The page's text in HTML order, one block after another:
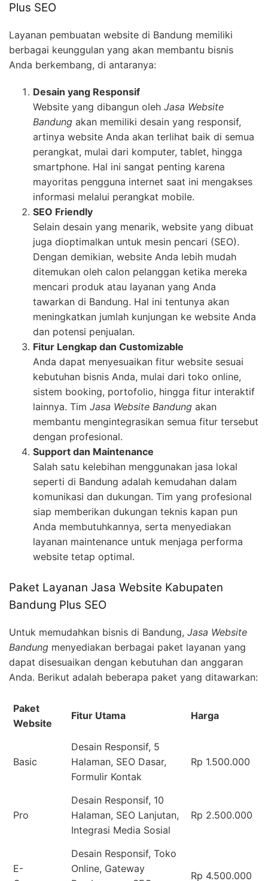
Plus SEO
Layanan pembuatan website di Bandung memiliki
berbagai keunggulan yang akan membantu bisnis
Anda berkembang, di antaranya:
Desain yang Responsif
Website yang dibangun oleh Jasa Website
Bandung akan memiliki desain yang responsif,
artinya website Anda akan terlihat baik di semua
perangkat, mulai dari komputer, tablet, hingga
smartphone. Hal ini sangat penting karena
mayoritas pengguna internet saat ini mengakses
informasi melalui perangkat mobile.
SEO Friendly
Selain desain yang menarik, website yang dibuat
juga dioptimalkan untuk mesin pencari (SEO).
Dengan demikian, website Anda lebih mudah
ditemukan oleh calon pelanggan ketika mereka
mencari produk atau layanan yang Anda
tawarkan di Bandung. Hal ini tentunya akan
meningkatkan jumlah kunjungan ke website Anda
dan potensi penjualan.
Fitur Lengkap dan Customizable
Anda dapat menyesuaikan fitur website sesuai
kebutuhan bisnis Anda, mulai dari toko online,
sistem booking, portofolio, hingga fitur interaktif
lainnya. Tim Jasa Website Bandung akan
membantu mengintegrasikan semua fitur tersebut
dengan profesional.
Support dan Maintenance
Salah satu kelebihan menggunakan jasa lokal
seperti di Bandung adalah kemudahan dalam
komunikasi dan dukungan. Tim yang profesional
siap memberikan dukungan teknis kapan pun
Anda membutuhkannya, serta menyediakan
layanan maintenance untuk menjaga performa
website tetap optimal.
Paket Layanan Jasa Website Kabupaten
Bandung Plus SEO
Untuk memudahkan bisnis di Bandung, Jasa Website
Bandung menyediakan berbagai paket layanan yang
dapat disesuaikan dengan kebutuhan dan anggaran
Anda. Berikut adalah beberapa paket yang ditawarkan:
Paket
Website
Fitur Utama Harga
Basic
Desain Responsif, 5
Halaman, SEO Dasar,
Formulir Kontak
Rp 1.500.000
Pro
Desain Responsif, 10
Halaman, SEO Lanjutan,
Integrasi Media Sosial
Rp 2.500.000
E-
Desain Responsif, Toko
Online, Gateway
Rp 4.500.000